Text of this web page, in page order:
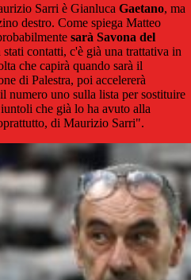
Sarri è Gianluca Gaetano, ma
destro. Come spiega Matteo
sarà Savona del
contatti, c'è già una trattativa in
che capirà quando sarà il
di Palestra, poi accelererà
numero uno sulla lista per sostituire
che già lo ha avuto alla
di Maurizio Sarri".